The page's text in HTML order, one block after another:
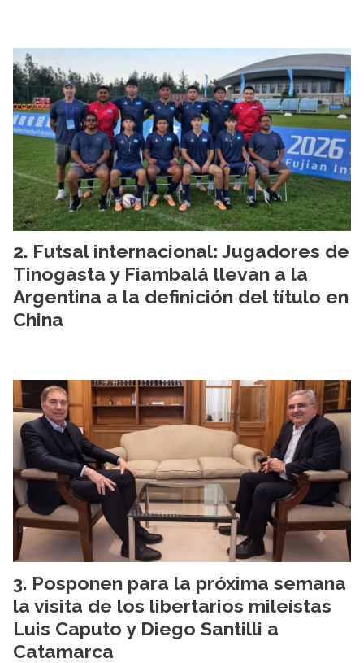
Futsal internacional: Jugadores de
Tinogasta y Fiambalá llevan a la
Argentina a la definición del título en
China
Posponen para la próxima semana
la visita de los libertarios mileístas
Luis Caputo y Diego Santilli a
Catamarca